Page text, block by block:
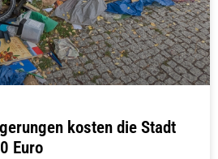
kosten die Stadt
Euro